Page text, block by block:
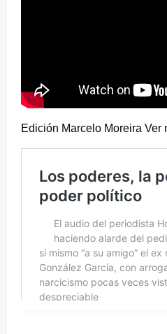
Edición Marcelo Moreira Ver